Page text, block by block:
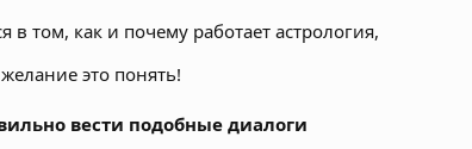
в том, как и почему работает астрология,
это понять!
вести подобные диалоги